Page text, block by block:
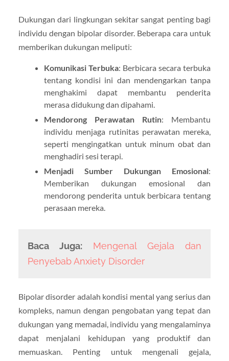
Dukungan dari lingkungan sekitar sangat penting bagi
individu dengan bipolar disorder. Beberapa cara untuk
memberikan dukungan meliputi:
Komunikasi Terbuka: Berbicara secara terbuka
tentang kondisi ini dan mendengarkan tanpa
menghakimi dapat membantu penderita
merasa didukung dan dipahami.
Mendorong Perawatan Rutin: Membantu
individu menjaga rutinitas perawatan mereka,
seperti mengingatkan untuk minum obat dan
menghadiri sesi terapi.
Menjadi Sumber Dukungan Emosional:
Memberikan dukungan emosional dan
mendorong penderita untuk berbicara tentang
perasaan mereka.
Baca Juga: Mengenal Gejala dan
Penyebab Anxiety Disorder
Bipolar disorder adalah kondisi mental yang serius dan
kompleks, namun dengan pengobatan yang tepat dan
dukungan yang memadai, individu yang mengalaminya
dapat menjalani kehidupan yang produktif dan
memuaskan. Penting untuk mengenali gejala,